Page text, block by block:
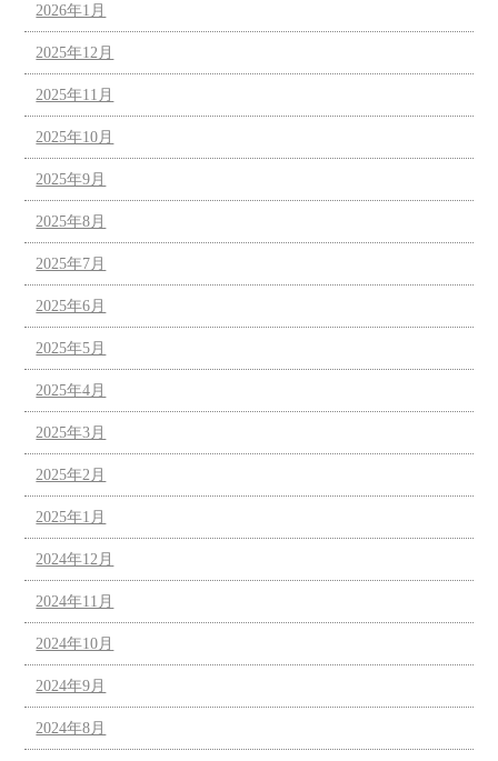
2026年1月
2025年12月
2025年11月
2025年10月
2025年9月
2025年8月
2025年7月
2025年6月
2025年5月
2025年4月
2025年3月
2025年2月
2025年1月
2024年12月
2024年11月
2024年10月
2024年9月
2024年8月